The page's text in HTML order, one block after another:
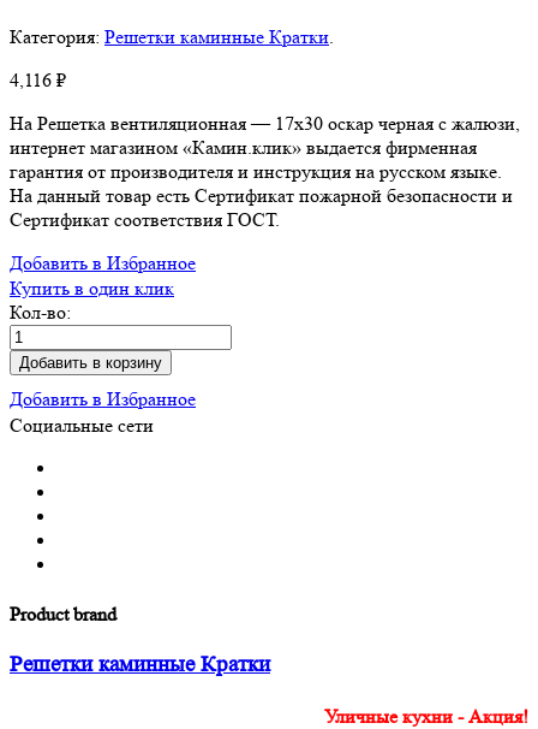
Категория: Решетки каминные Кратки.
4,116 ₽
На Решетка вентиляционная — 17х30 оскар черная с жалюзи,
интернет магазином «Камин.клик» выдается фирменная
гарантия от производителя и инструкция на русском языке.
На данный товар есть Сертификат пожарной безопасности и
Сертификат соответствия ГОСТ.
Добавить в Избранное
Купить в один клик
Кол-во:
Добавить в корзину
Добавить в Избранное
Социальные сети
Product brand
Решетки каминные Кратки
Уличные кухни - Акция!